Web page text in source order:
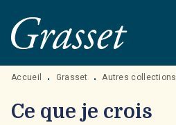
MENU RECHERCHE
PIED DE PAGE
Accueil • Grasset • Autres collections
Ce que je crois